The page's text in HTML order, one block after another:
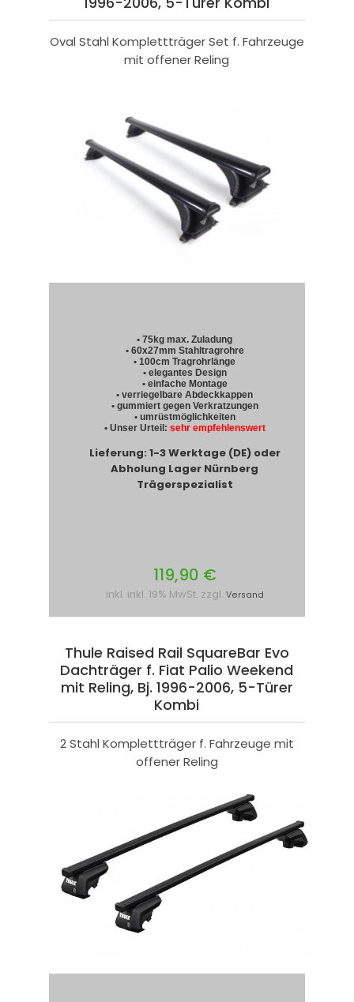
Oval Stahl Komplettträger Set f. Fahrzeuge
mit offener Reling
• 75kg max. Zuladung
• 60x27mm Stahltragrohre
• 100cm Tragrohrlänge
• elegantes Design
• einfache Montage
• verriegelbare Abdeckkappen
• gummiert gegen Verkratzungen
• umrüstmöglichkeiten
• Unser Urteil: sehr empfehlenswert
Lieferung: 1-3 Werktage (DE) oder
Abholung Lager Nürnberg
Trägerspezialist
119,90 €
inkl. inkl. 19% MwSt. zzgl. Versand
Thule Raised Rail SquareBar Evo
Dachträger f. Fiat Palio Weekend
mit Reling, Bj. 1996-2006, 5-Türer
Kombi
2 Stahl Komplettträger f. Fahrzeuge mit
offener Reling